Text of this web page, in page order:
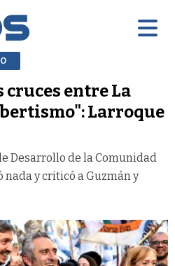
cruces entre La
Larroque
Desarrollo de la Comunidad
nada y criticó a Guzmán y